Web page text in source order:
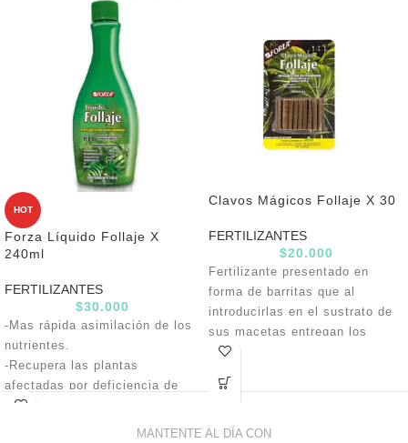
HOT
Forza Líquido Follaje X
240ml
FERTILIZANTES
$30.000
-Mas rápida asimilación de los
nutrientes.
-Recupera las plantas
afectadas por deficiencia de
Nitrógeno (N).
-Estimula la aparición de
Clavos Mágicos Follaje X 30
FERTILIZANTES
$20.000
Fertilizante presentado en
forma de barritas que al
introducirlas en el sustrato de
sus macetas entregan los
nutrientes esenciales en
desarrollo y mantenimiento de
MANTENTE AL DÍA CON